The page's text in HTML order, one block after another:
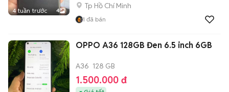
4 tuần trước 4
Tp Hồ Chí Minh
1 đã bán
OPPO A36 128GB Đen 6.5 inch 6GB
A36 128 GB
1.500.000 đ